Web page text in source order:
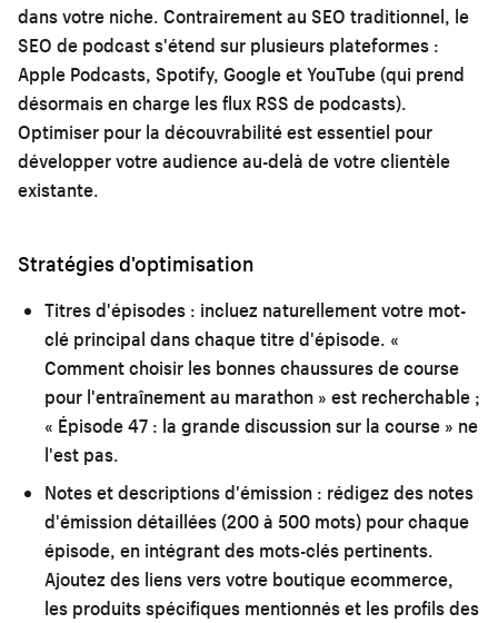
dans votre niche. Contrairement au SEO traditionnel, le
SEO de podcast s'étend sur plusieurs plateformes :
Apple Podcasts, Spotify, Google et YouTube (qui prend
désormais en charge les flux RSS de podcasts).
Optimiser pour la découvrabilité est essentiel pour
développer votre audience au-delà de votre clientèle
existante.
Stratégies d'optimisation
Titres d'épisodes : incluez naturellement votre mot-
clé principal dans chaque titre d'épisode. «
Comment choisir les bonnes chaussures de course
pour l'entraînement au marathon » est recherchable ;
« Épisode 47 : la grande discussion sur la course » ne
l'est pas.
Notes et descriptions d'émission : rédigez des notes
d'émission détaillées (200 à 500 mots) pour chaque
épisode, en intégrant des mots-clés pertinents.
Ajoutez des liens vers votre boutique ecommerce,
les produits spécifiques mentionnés et les profils des